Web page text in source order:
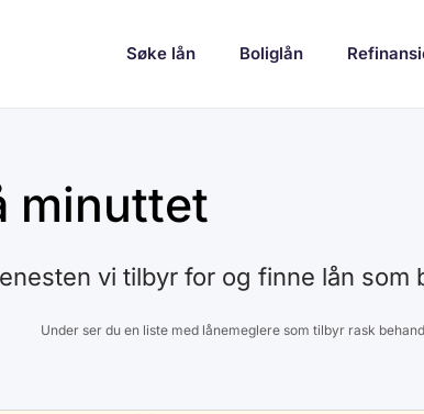
Søke lån Boliglån
minuttet
vi tilbyr for og finne lån som
Under ser du en liste med lånemeglere som tilbyr rask